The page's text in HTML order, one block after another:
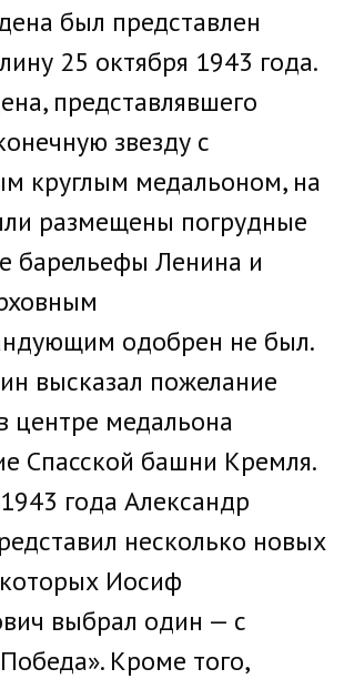
был представлен
25 октября 1943 года.
представлявшего
звезду с
круглым медальоном, на
размещены погрудные
барельефы Ленина и
одобрен не был.
высказал пожелание
центре медальона
Спасской башни Кремля.
года Александр
несколько новых
которых Иосиф
выбрал один — с
Кроме того,